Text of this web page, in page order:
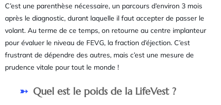
C’est une parenthèse nécessaire, un parcours d’environ 3 mois
après le diagnostic, durant laquelle il faut accepter de passer le
volant. Au terme de ce temps, on retourne au centre implanteur
pour évaluer le niveau de FEVG, la fraction d’éjection. C’est
frustrant de dépendre des autres, mais c’est une mesure de
prudence vitale pour tout le monde !
Quel est le poids de la LifeVest ?